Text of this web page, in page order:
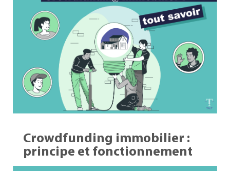
Crowdfunding immobilier :
principe et fonctionnement